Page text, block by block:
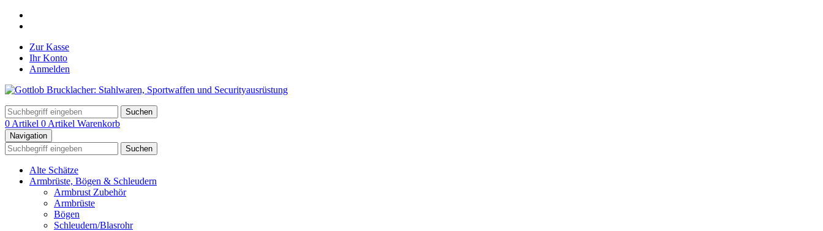
Zur Kasse
Ihr Konto
Anmelden
Suchen
0 Artikel 0 Artikel Warenkorb
Navigation
Suchen
Alte Schätze
Armbrüste, Bögen & Schleudern
Armbrust Zubehör
Armbrüste
Bögen
Schleudern/Blasrohr